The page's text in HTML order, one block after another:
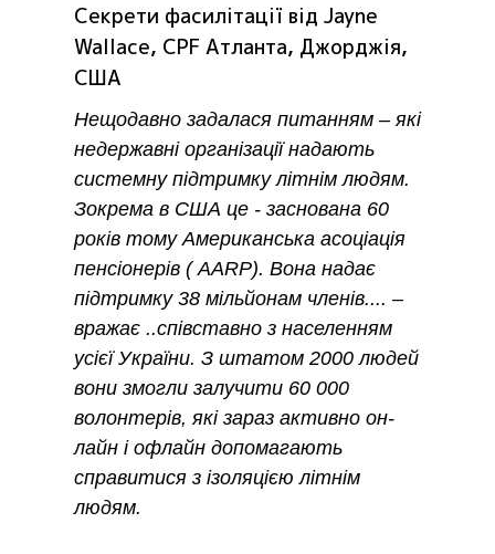
Секрети фасилітації від Jayne
Wallace, CPF Атланта, Джорджія,
США
Нещодавно задалася питанням – які
недержавні організації надають
системну підтримку літнім людям.
Зокрема в США це - заснована 60
років тому Американська асоціація
пенсіонерів ( AARP). Вона надає
підтримку 38 мільйонам членів.... –
вражає ..співставно з населенням
усієї України. З штатом 2000 людей
вони змогли залучити 60 000
волонтерів, які зараз активно он-
лайн і офлайн допомагають
справитися з ізоляцією літнім
людям.